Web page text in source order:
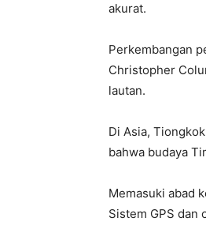
akurat.
Perkembangan
Christopher
lautan.
Di Asia,
bahwa budaya
Memasuki abad
Sistem GPS dan